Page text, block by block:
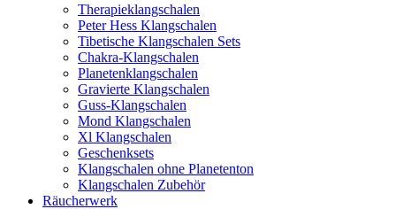
Therapieklangschalen
Peter Hess Klangschalen
Tibetische Klangschalen Sets
Chakra-Klangschalen
Planetenklangschalen
Gravierte Klangschalen
Guss-Klangschalen
Mond Klangschalen
Xl Klangschalen
Geschenksets
Klangschalen ohne Planetenton
Klangschalen Zubehör
Räucherwerk